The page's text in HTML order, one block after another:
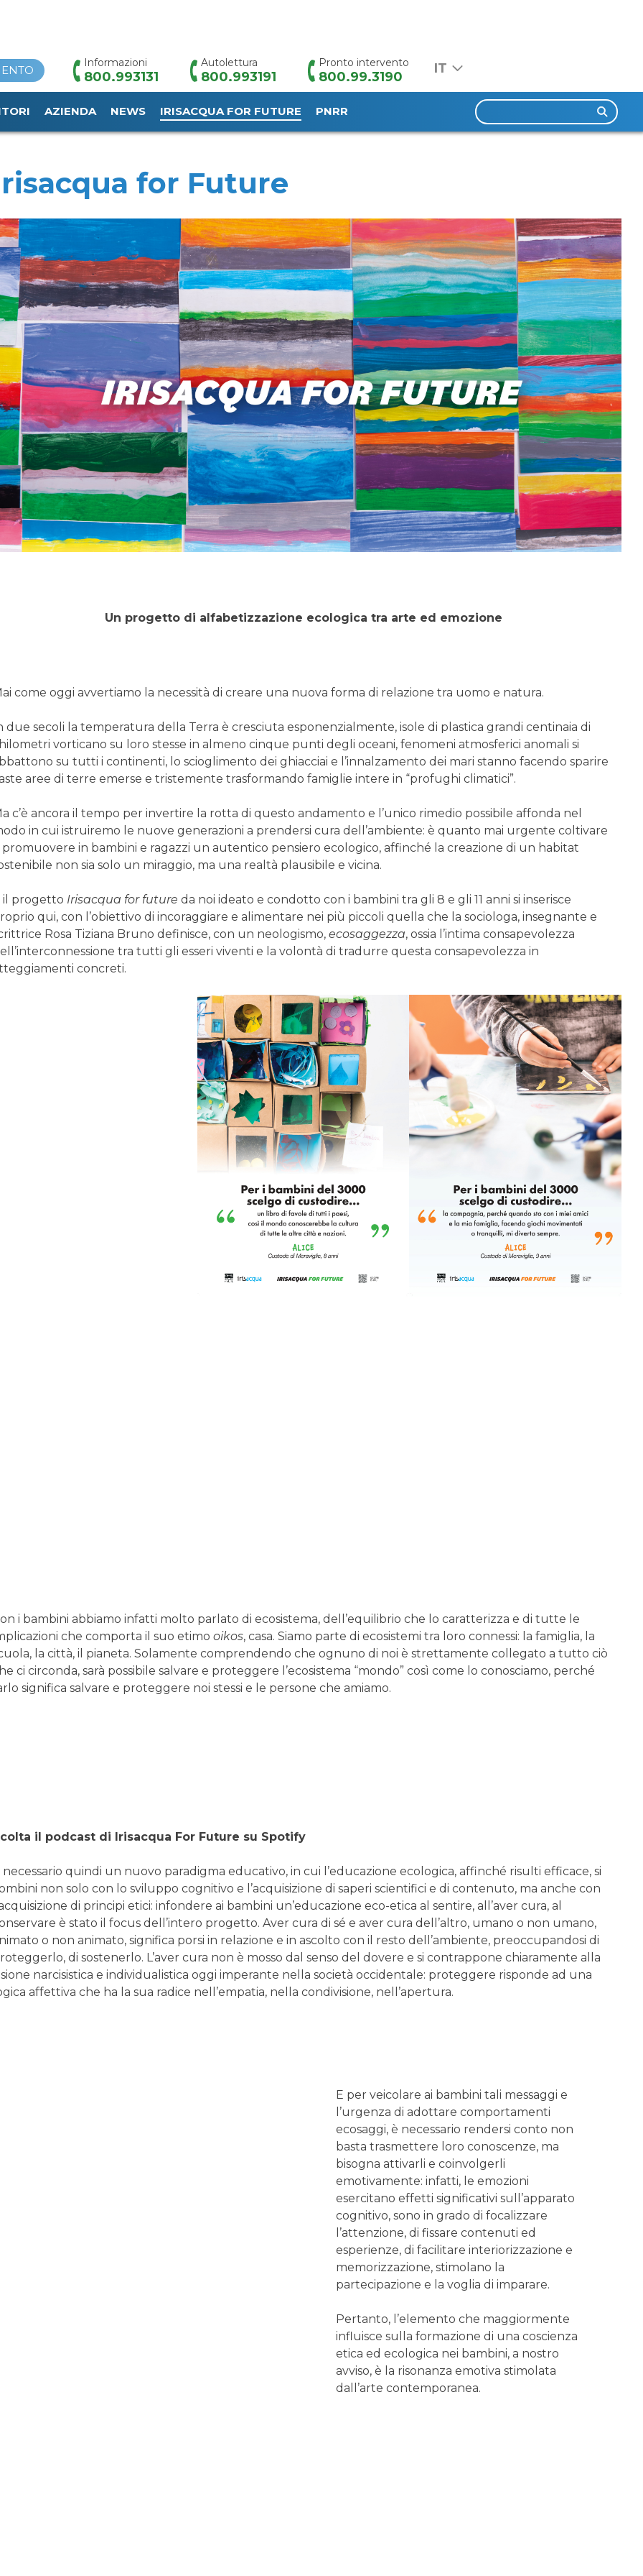
Informazioni
800.993131
Autolettura
800.993191
Pronto intervento
800.99.3190
AZIENDA NEWS IRISACQUA FOR FUTURE PNRR
Ricerca
per:
IRISACQUA FOR FUTURE
for Future
Un progetto di alfabetizzazione ecologica tra arte ed emozione
come oggi avvertiamo la necessità di creare una nuova forma di relazione tra uomo e natura.
due secoli la temperatura della Terra è cresciuta esponenzialmente, isole di plastica grandi centinaia di
vorticano su loro stesse in almeno cinque punti degli oceani, fenomeni atmosferici anomali si
su tutti i continenti, lo scioglimento dei ghiacciai e l’innalzamento dei mari stanno facendo sparire
aree di terre emerse e tristemente trasformando famiglie intere in “profughi climatici”.
c’è ancora il tempo per invertire la rotta di questo andamento e l’unico rimedio possibile affonda nel
in cui istruiremo le nuove generazioni a prendersi cura dell’ambiente: è quanto mai urgente coltivare
promuovere in bambini e ragazzi un autentico pensiero ecologico, affinché la creazione di un habitat
non sia solo un miraggio, ma una realtà plausibile e vicina.
il progetto Irisacqua for future da noi ideato e condotto con i bambini tra gli 8 e gli 11 anni si inserisce
qui, con l’obiettivo di incoraggiare e alimentare nei più piccoli quella che la sociologa, insegnante e
Rosa Tiziana Bruno definisce, con un neologismo,ecosaggezza, ossia l’intima consapevolezza
tra tutti gli esseri viventi e la volontà di tradurre questa consapevolezza in
concreti.
i bambini abbiamo infatti molto parlato di ecosistema, dell’equilibrio che lo caratterizza e di tutte le
che comporta il suo etimooikos, casa. Siamo parte di ecosistemi tra loro connessi: la famiglia, la
la città, il pianeta. Solamente comprendendo che ognuno di noi è strettamente collegato a tutto ciò
ci circonda, sarà possibile salvare e proteggere l’ecosistema “mondo” così come lo conosciamo, perché
significa salvare e proteggere noi stessi e le persone che amiamo.
il podcast di Irisacqua For Future su Spotify
necessario quindi un nuovo paradigma educativo, in cui l’educazione ecologica, affinché risulti efficace, si
non solo con lo sviluppo cognitivo e l’acquisizione di saperi scientifici e di contenuto, ma anche con
di principi etici: infondere ai bambini un’educazione eco-etica al sentire, all’aver cura, al
è stato il focus dell’intero progetto. Aver cura di sé e aver cura dell’altro, umano o non umano,
o non animato, significa porsi in relazione e in ascolto con il resto dell’ambiente, preoccupandosi di
di sostenerlo. L’aver cura non è mosso dal senso del dovere e si contrappone chiaramente alla
narcisistica e individualistica oggi imperante nella società occidentale: proteggere risponde ad una
affettiva che ha la sua radice nell’empatia, nella condivisione, nell’apertura.
E per veicolare ai bambini tali messaggi e
l’urgenza di adottare comportamenti
ecosaggi, è necessario rendersi conto non
basta trasmettere loro conoscenze, ma
bisogna attivarli e coinvolgerli
emotivamente: infatti, le emozioni
esercitano effetti significativi sull’apparato
cognitivo, sono in grado di focalizzare
l’attenzione, di fissare contenuti ed
esperienze, di facilitare interiorizzazione e
memorizzazione, stimolano la
partecipazione e la voglia di imparare.
Pertanto, l’elemento che maggiormente
influisce sulla formazione di una coscienza
etica ed ecologica nei bambini, a nostro
avviso, è la risonanza emotiva stimolata
dall’arte contemporanea.